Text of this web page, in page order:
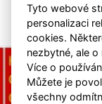
Tyto webové
personalizaci
cookies.
nezbytné, ale
Více o
Můžete je
všechny